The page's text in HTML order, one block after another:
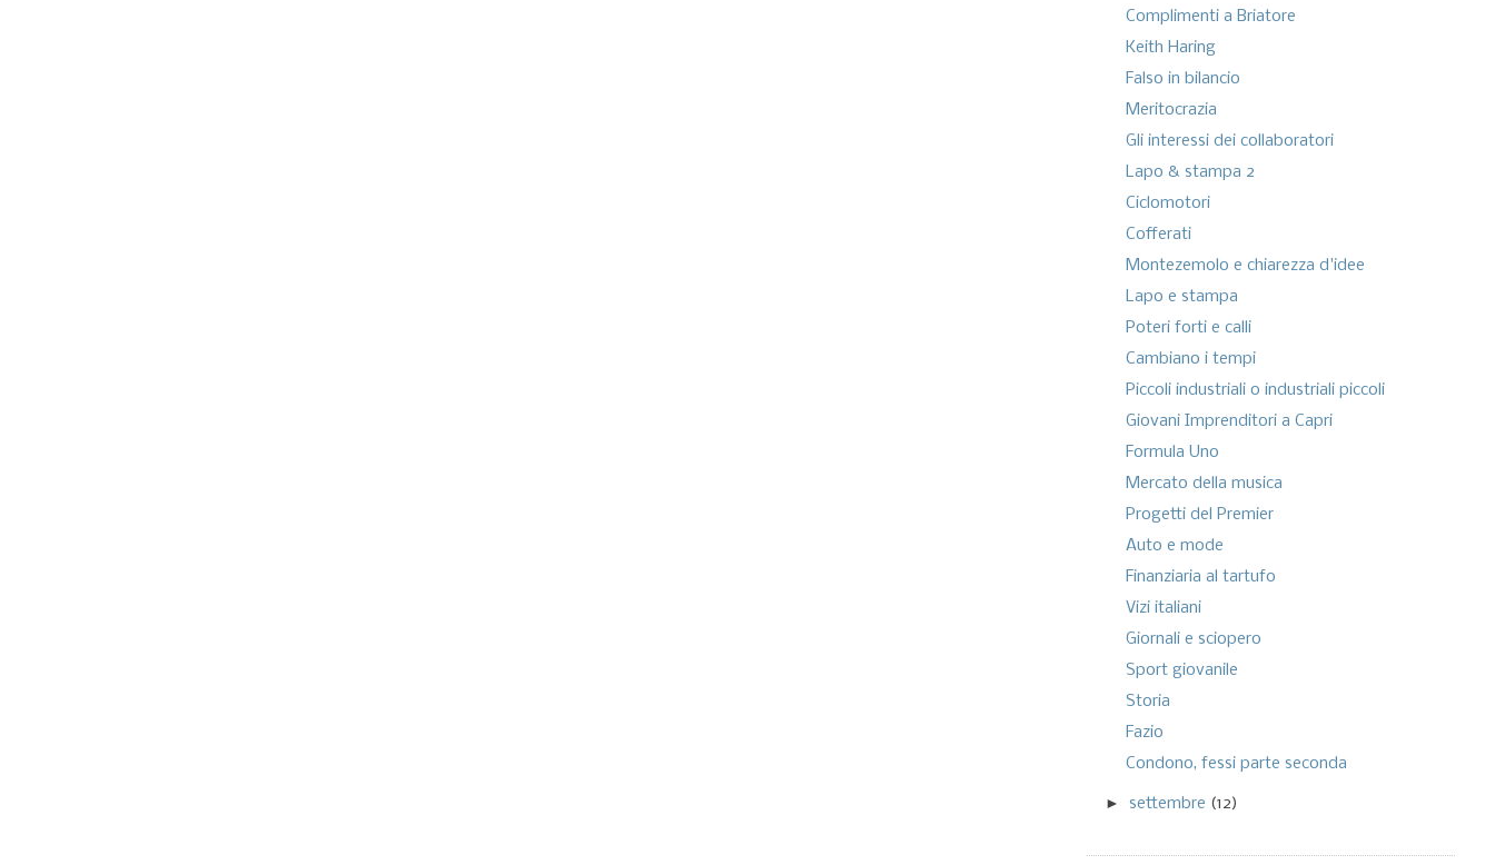
Complimenti a Briatore
Keith Haring
Falso in bilancio
Meritocrazia
Gli interessi dei collaboratori
Lapo & stampa 2
Ciclomotori
Cofferati
Montezemolo e chiarezza d'idee
Lapo e stampa
Poteri forti e calli
Cambiano i tempi
Piccoli industriali o industriali piccoli
Giovani Imprenditori a Capri
Formula Uno
Mercato della musica
Progetti del Premier
Auto e mode
Finanziaria al tartufo
Vizi italiani
Giornali e sciopero
Sport giovanile
Storia
Fazio
Condono, fessi parte seconda
► settembre (12)